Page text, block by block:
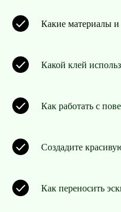
Какие материалы
Какой клей
Как работать с
Создадите
Как переносить